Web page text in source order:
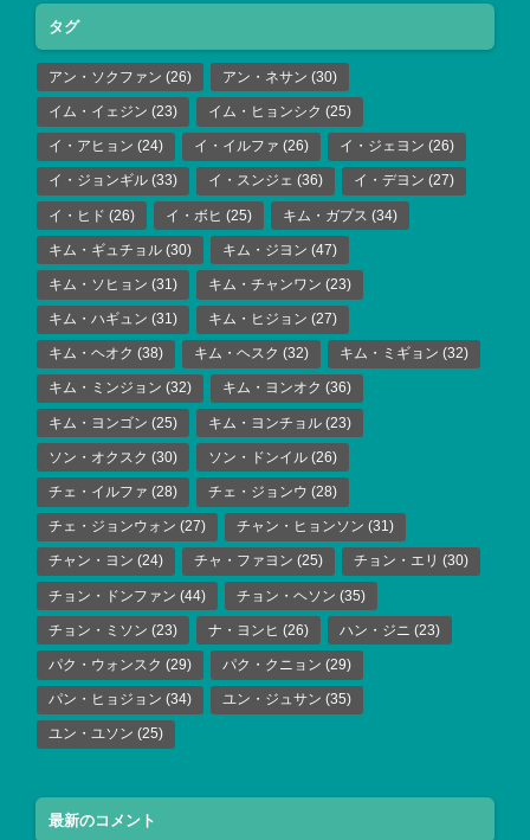
タグ
アン・ソクファン (26) アン・ネサン (30)
イム・イェジン (23) イム・ヒョンシク (25)
イ・アヒョン (24) イ・イルファ (26) イ・ジェヨン (26)
イ・ジョンギル (33) イ・スンジェ (36) イ・デヨン (27)
イ・ヒド (26) イ・ボヒ (25) キム・ガプス (34)
キム・ギュチョル (30) キム・ジヨン (47)
キム・ソヒョン (31) キム・チャンワン (23)
キム・ハギュン (31) キム・ヒジョン (27)
キム・ヘオク (38) キム・ヘスク (32) キム・ミギョン (32)
キム・ミンジョン (32) キム・ヨンオク (36)
キム・ヨンゴン (25) キム・ヨンチョル (23)
ソン・オクスク (30) ソン・ドンイル (26)
チェ・イルファ (28) チェ・ジョンウ (28)
チェ・ジョンウォン (27) チャン・ヒョンソン (31)
チャン・ヨン (24) チャ・ファヨン (25) チョン・エリ (30)
チョン・ドンファン (44) チョン・ヘソン (35)
チョン・ミソン (23) ナ・ヨンヒ (26) ハン・ジニ (23)
パク・ウォンスク (29) パク・クニョン (29)
パン・ヒョジョン (34) ユン・ジュサン (35)
ユン・ユソン (25)
最新のコメント